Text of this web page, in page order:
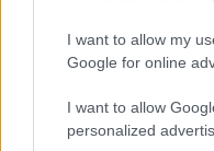
I want to allow my
Google for online
I want to allow
personalized